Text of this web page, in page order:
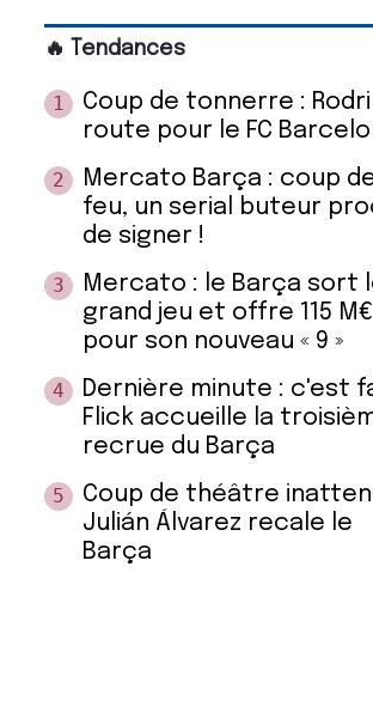
🔥 Tendances
1
Coup de tonnerre :
route pour le FC
2
Mercato Barça : coup
feu, un serial buteur
de signer !
3
Mercato : le Barça sort
grand jeu et offre 115 M€
pour son nouveau « 9 »
4
Dernière minute : c'est
Flick accueille la
recrue du Barça
5
Coup de théâtre
Julián Álvarez recale le
Barça